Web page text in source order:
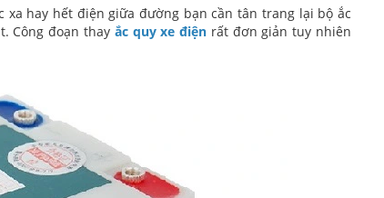
hay hết điện giữa đường bạn cần tân trang lại bộ ắc
Công đoạn thay ắc quy xe điện rất đơn giản tuy nhiên